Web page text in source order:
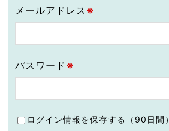
メールアドレス ※
パスワード ※
ログイン情報を保存する（90日間）